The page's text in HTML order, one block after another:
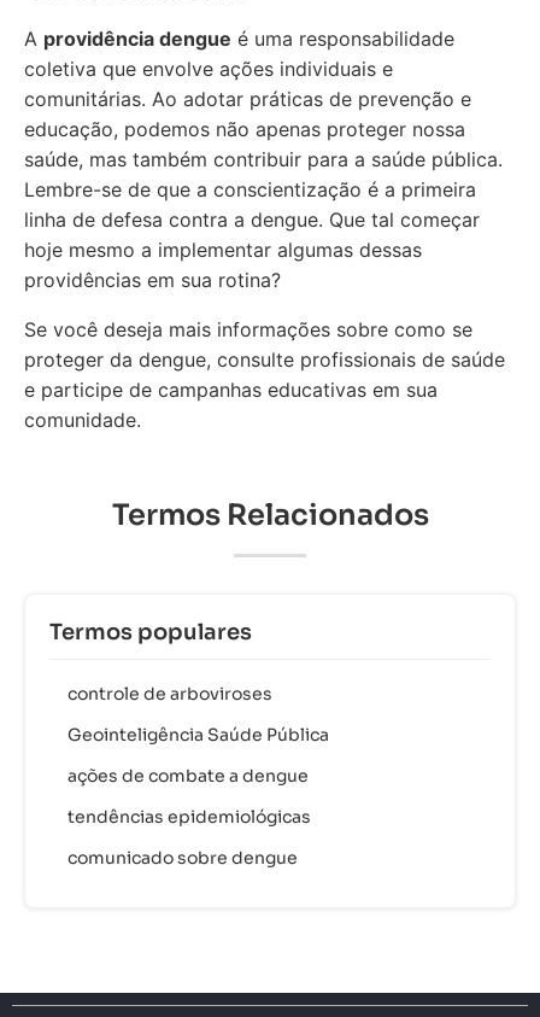
A providência dengue é uma responsabilidade
coletiva que envolve ações individuais e
comunitárias. Ao adotar práticas de prevenção e
educação, podemos não apenas proteger nossa
saúde, mas também contribuir para a saúde pública.
Lembre-se de que a conscientização é a primeira
linha de defesa contra a dengue. Que tal começar
hoje mesmo a implementar algumas dessas
providências em sua rotina?
Se você deseja mais informações sobre como se
proteger da dengue, consulte profissionais de saúde
e participe de campanhas educativas em sua
comunidade.
Termos Relacionados
Termos populares
controle de arboviroses
Geointeligência Saúde Pública
ações de combate a dengue
tendências epidemiológicas
comunicado sobre dengue